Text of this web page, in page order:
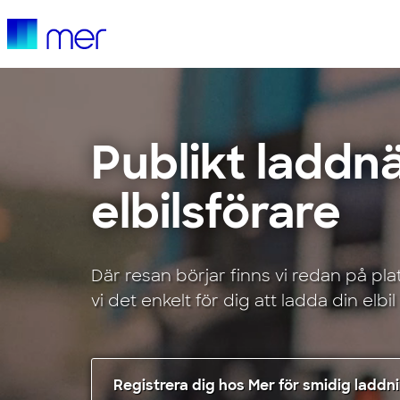
Publikt
elbilsförare
Där resan börjar finns vi redan på
vi det enkelt för dig att ladda din
Registrera dig hos Mer för smidig